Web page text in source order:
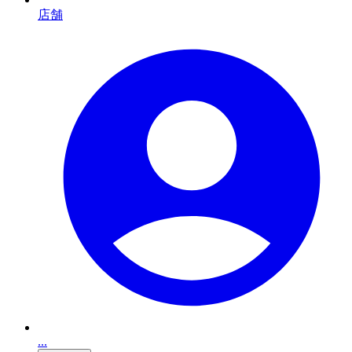
店舗
...